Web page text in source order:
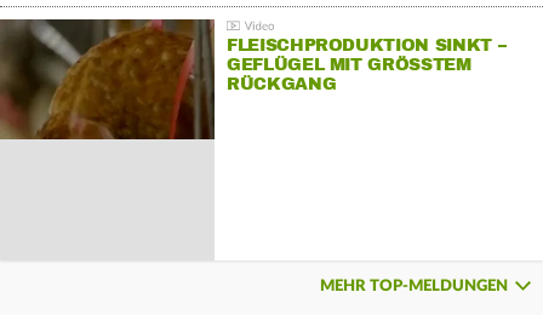
FLEISCHPRODUKTION SINKT –
GEFLÜGEL MIT GRÖSSTEM R
ÜCKGANG
MEHR TOP-MELDUNGEN